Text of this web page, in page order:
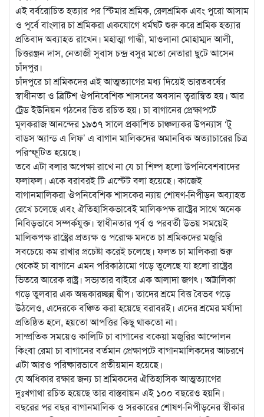
এই বর্বরোচিত হত্যার পর স্টিমার শ্রমিক, রেলশ্রমিক এবং পুরো আসাম
ও পূর্বে বাংলার চা শ্রমিকরা একযোগে ধর্মঘট শুরু করে শ্রমিক হত্যার
প্রতিবাদ অব্যাহত রাখেন। মহাত্মা গান্ধী, মাওলানা মোহাম্মদ আলী,
চিত্তরঞ্জন দাস, নেতাজী সুবাস চন্দ্র বসুর মতো নেতারা ছুটে আসেন
চাঁদপুর।
চাঁদপুরে চা শ্রমিকদের এই আত্মত্যাগের মধ্য দিয়েই ভারতবর্ষের
স্বাধীনতা ও ব্রিটিশ ঔপনিবেশিক শাসনের অবসান ত্বরান্বিত হয়। আর
ট্রেড ইউনিয়ন গঠনের ভিত রচিত হয়। চা বাগানের প্রেক্ষাপটে
মূলকরাজ আনন্দের ১৯৩৭ সালে প্রকাশিত চাঞ্চল্যকর উপন্যাস ‘টু
বাডস অ্যান্ড এ লিফ’ এ বাগান মালিকদের অমানবিক অত্যাচারের চিত্র
পরিস্ফূটিত হয়েছে।
তবে এটা বলার অপেক্ষা রাখে না যে চা শিল্প হলো উপনিবেশবাদের
ফলাফল। একে বরাবরই টি এস্টেট বলা হয়েছে। কাজেই
বাগানমালিকরা ঔপনিবেশিক শাসকের ন্যায় শোষণ-নিপীড়ন অব্যাহত
রেখে চলেছে এবং ঐতিহাসিকভাবেই মালিকপক্ষ রাষ্ট্রের সাথে অনেক
নিবিড়ভাবে সম্পর্কযুক্ত। স্বাধীনতার পূর্ব ও পরবর্তী উভয় সময়েই
মালিকপক্ষ রাষ্ট্রের প্রত্যক্ষ ও পরোক্ষ মদতে চা শ্রমিকদের মজুরি
সবচেয়ে কম রাখার প্রচেষ্টা করেই চলেছে। ফলত চা মালিকরা শুরু
থেকেই চা বাগানে এমন পরিকাঠামো গড়ে তুলেছে যা হলো রাষ্ট্রের
ভিতরে আরেক রাষ্ট্র। সভ্যতার বাইরে এক আলাদা জগৎ। অট্টালিকা
গড়ে তুলবার এক অন্ধকারচ্ছন্ন দ্বীপ। তাদের শ্রমে বিত্ত বৈভব গড়ে
উঠলেও, এদেরকে বঞ্চিত করা হয়েছে বরাবরই। এদের শ্রমের মর্যাদা
প্রতিষ্ঠিত হলে, হয়তো আপত্তির কিছু থাকতো না।
সাম্প্রতিক সময়েও কালিটি চা বাগানের বকেয়া মজুরির আন্দোলন
কিংবা রেমা চা বাগানের বর্তমান প্রেক্ষাপটে বাগানমালিকদের আচরণে
এটা আরও পরিষ্কারভাবে প্রতীয়মান হয়েছে।
যে অধিকার রক্ষার জন্য চা শ্রমিকদের ঐতিহাসিক আত্মত্যাগের
দুঃখগাথা রচিত হয়েছে তার বাস্তবায়ন এই ১০০ বছরেও হয়নি।
বছরের পর বছর বাগানমালিক ও সরকারের শোষণ-নিপীড়নের স্বীকার